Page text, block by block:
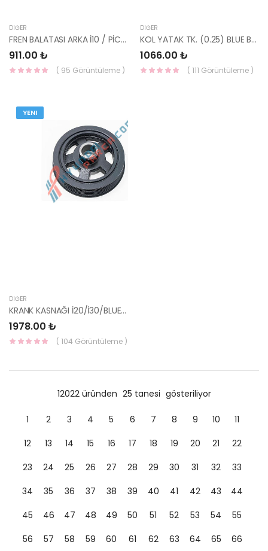
DIĞER
FREN BALATASI ARKA İ10 / PİCANTO 58302-07A10-YS
911.00 ₺
( 95 Görüntüleme )
DIĞER
KOL YATAK TK. (0.25) BLUE BLUE/İ20/İ30/İX35/ELANTRA/CERATO 23060-2B911-HMC
1066.00 ₺
( 111 Görüntüleme )
YENI
DIĞER
KRANK KASNAĞI İ20/İ30/BLUE/İX35/SPORTAGE/TUCSON 23124-2B020-HMC
1978.00 ₺
( 104 Görüntüleme )
12022 üründen 25 tanesi gösteriliyor
1 2 3 4 5 6 7 8 9 10
11
12
13 14 15 16 17 18 19 20 21
22
23
24 25 26 27 28 29 30 31 32
33
34
35 36 37 38 39 40 41 42 43
44
45
46 47 48 49 50 51 52 53 54
55
56
57 58 59 60 61 62 63 64 65
66